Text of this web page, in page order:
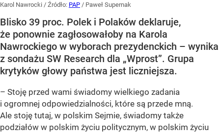
Karol Nawrocki / Źródło: PAP / Paweł Supernak
Blisko 39 proc. Polek i Polaków deklaruje,
że ponownie zagłosowałoby na Karola
Nawrockiego w wyborach prezydenckich – wynika
z sondażu SW Research dla „Wprost”. Grupa
krytyków głowy państwa jest liczniejsza.
– Stoję przed wami świadomy wielkiego zadania
i ogromnej odpowiedzialności, które są przede mną.
Ale stoję tutaj, w polskim Sejmie, świadomy także
podziałów w polskim życiu politycznym, w polskim życiu